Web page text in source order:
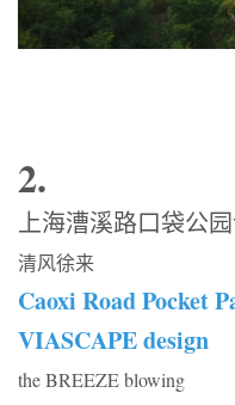
2.
上海漕溪路口袋公
清风徐来
Caoxi Road Pocket
VIASCAPE design
the BREEZE blowing